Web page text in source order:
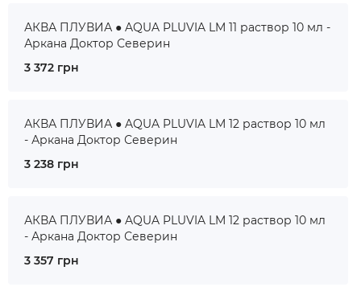
АКВА ПЛУВИА ● AQUA PLUVIA LM 11 раствор 10 мл -
Аркана Доктор Северин
3 372 грн
АКВА ПЛУВИА ● AQUA PLUVIA LM 12 раствор 10 мл
- Аркана Доктор Северин
3 238 грн
АКВА ПЛУВИА ● AQUA PLUVIA LM 12 раствор 10 мл
- Аркана Доктор Северин
3 357 грн